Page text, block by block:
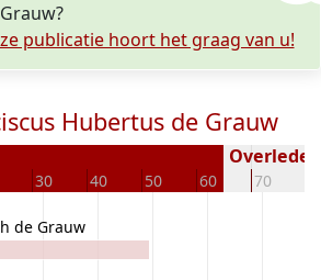
Grauw?
publicatie hoort het graag van u!
Hubertus de Grauw
30 40 50 60 70
de Grauw